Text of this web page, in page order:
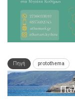
Πηγή protothema